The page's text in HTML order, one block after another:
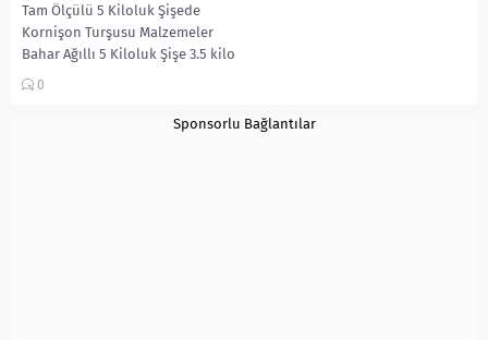
Tam Ölçülü 5 Kiloluk Şişede
Kornişon Turşusu Malzemeler
Bahar Ağıllı 5 Kiloluk Şişe 3.5 kilo
kornişon 3.5_4 su bardağı sirke...
0
Sponsorlu Bağlantılar